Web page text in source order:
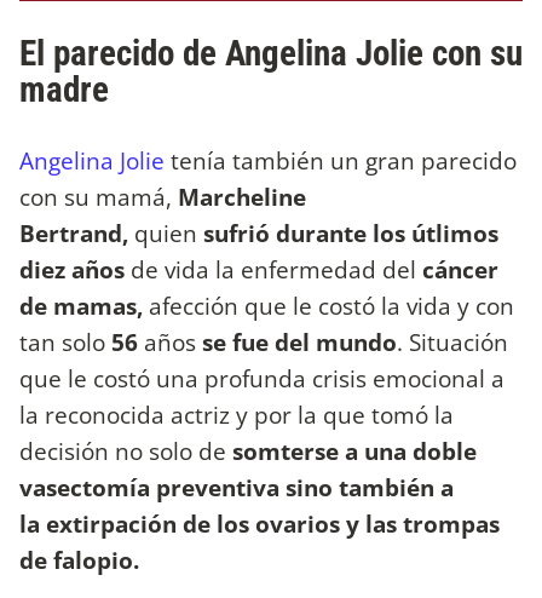
El parecido de Angelina Jolie con su
madre
Angelina Jolie tenía también un gran parecido
con su mamá, Marcheline
Bertrand, quien sufrió durante los útlimos
diez años de vida la enfermedad del cáncer
de mamas, afección que le costó la vida y con
tan solo 56 añosse fue del mundo. Situación
que le costó una profunda crisis emocional a
la reconocida actriz y por la que tomó la
decisión no solo de somterse a una doble
vasectomía preventiva sino también a
la extirpación de los ovarios y las trompas
de falopio.